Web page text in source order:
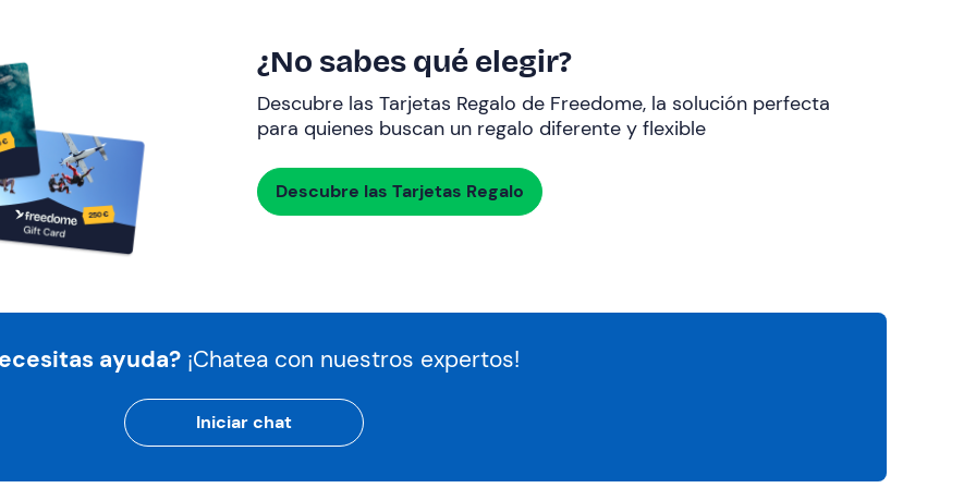
¿No sabes qué elegir?
Descubre las Tarjetas Regalo de Freedome, la solución perfecta
para quienes buscan un regalo diferente y flexible
Descubre las Tarjetas Regalo
ayuda? ¡Chatea con nuestros expertos!
Iniciar chat